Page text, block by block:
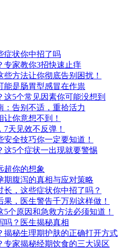
症状你中招了吗
专家教你3招快速止痒
方法让你彻底告别困扰！
能是肠胃型感冒在作祟
这5个常见因素你可能没想到
：告别不适，重拾活力
你意想不到！
天见效不反弹！
全技巧你一定要知道！
这5个症状一出现就要警惕
超你的想象
期腹泻的真相与应对策略
长，这些症状你中招了吗？
，医生警告千万别这样做！
个原因和急救方法必须知道！
吗？医生揭秘真相
揭秘生理期护肤的正确打开方式
专家揭秘经期饮食的三大误区